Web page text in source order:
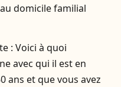
domicile familial
: Voici à quoi
avec qui il est en
ans et que vous avez